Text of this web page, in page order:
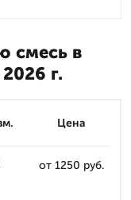
смесь в
г.
Цена
от 1250 руб.